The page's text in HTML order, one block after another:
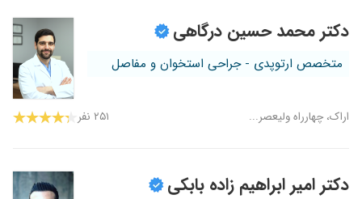
دکتر محمد حسین درگاهی
متخصص ارتوپدی - جراحی استخوان و مفاصل
اراک، چهارراه ولیعصر... ۲۵۱ نفر
دکتر امیر ابراهیم زاده بابکی